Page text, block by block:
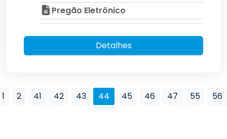
Pregão Eletrônico
Detalhes
1 2 41 42 43 44 45 46 47 55 56